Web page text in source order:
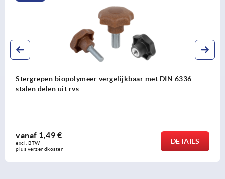
Stergrepen biopolymeer vergelijkbaar met DIN 6336
stalen delen uit rvs
vanaf 1,49 €
excl. BTW
plus verzendkosten
DETAILS